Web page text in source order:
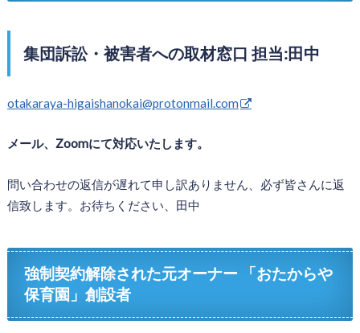
集団訴訟・被害者への取材窓口 担当:田中
otakaraya-higaishanokai@protonmail.com
メール、Zoomにて対応いたします。
問い合わせの返信が遅れて申し訳ありません、必ず皆さんに返
信致します。お待ちください、田中
強制契約解除された元オーナー 「おたからや
保育園」創設者